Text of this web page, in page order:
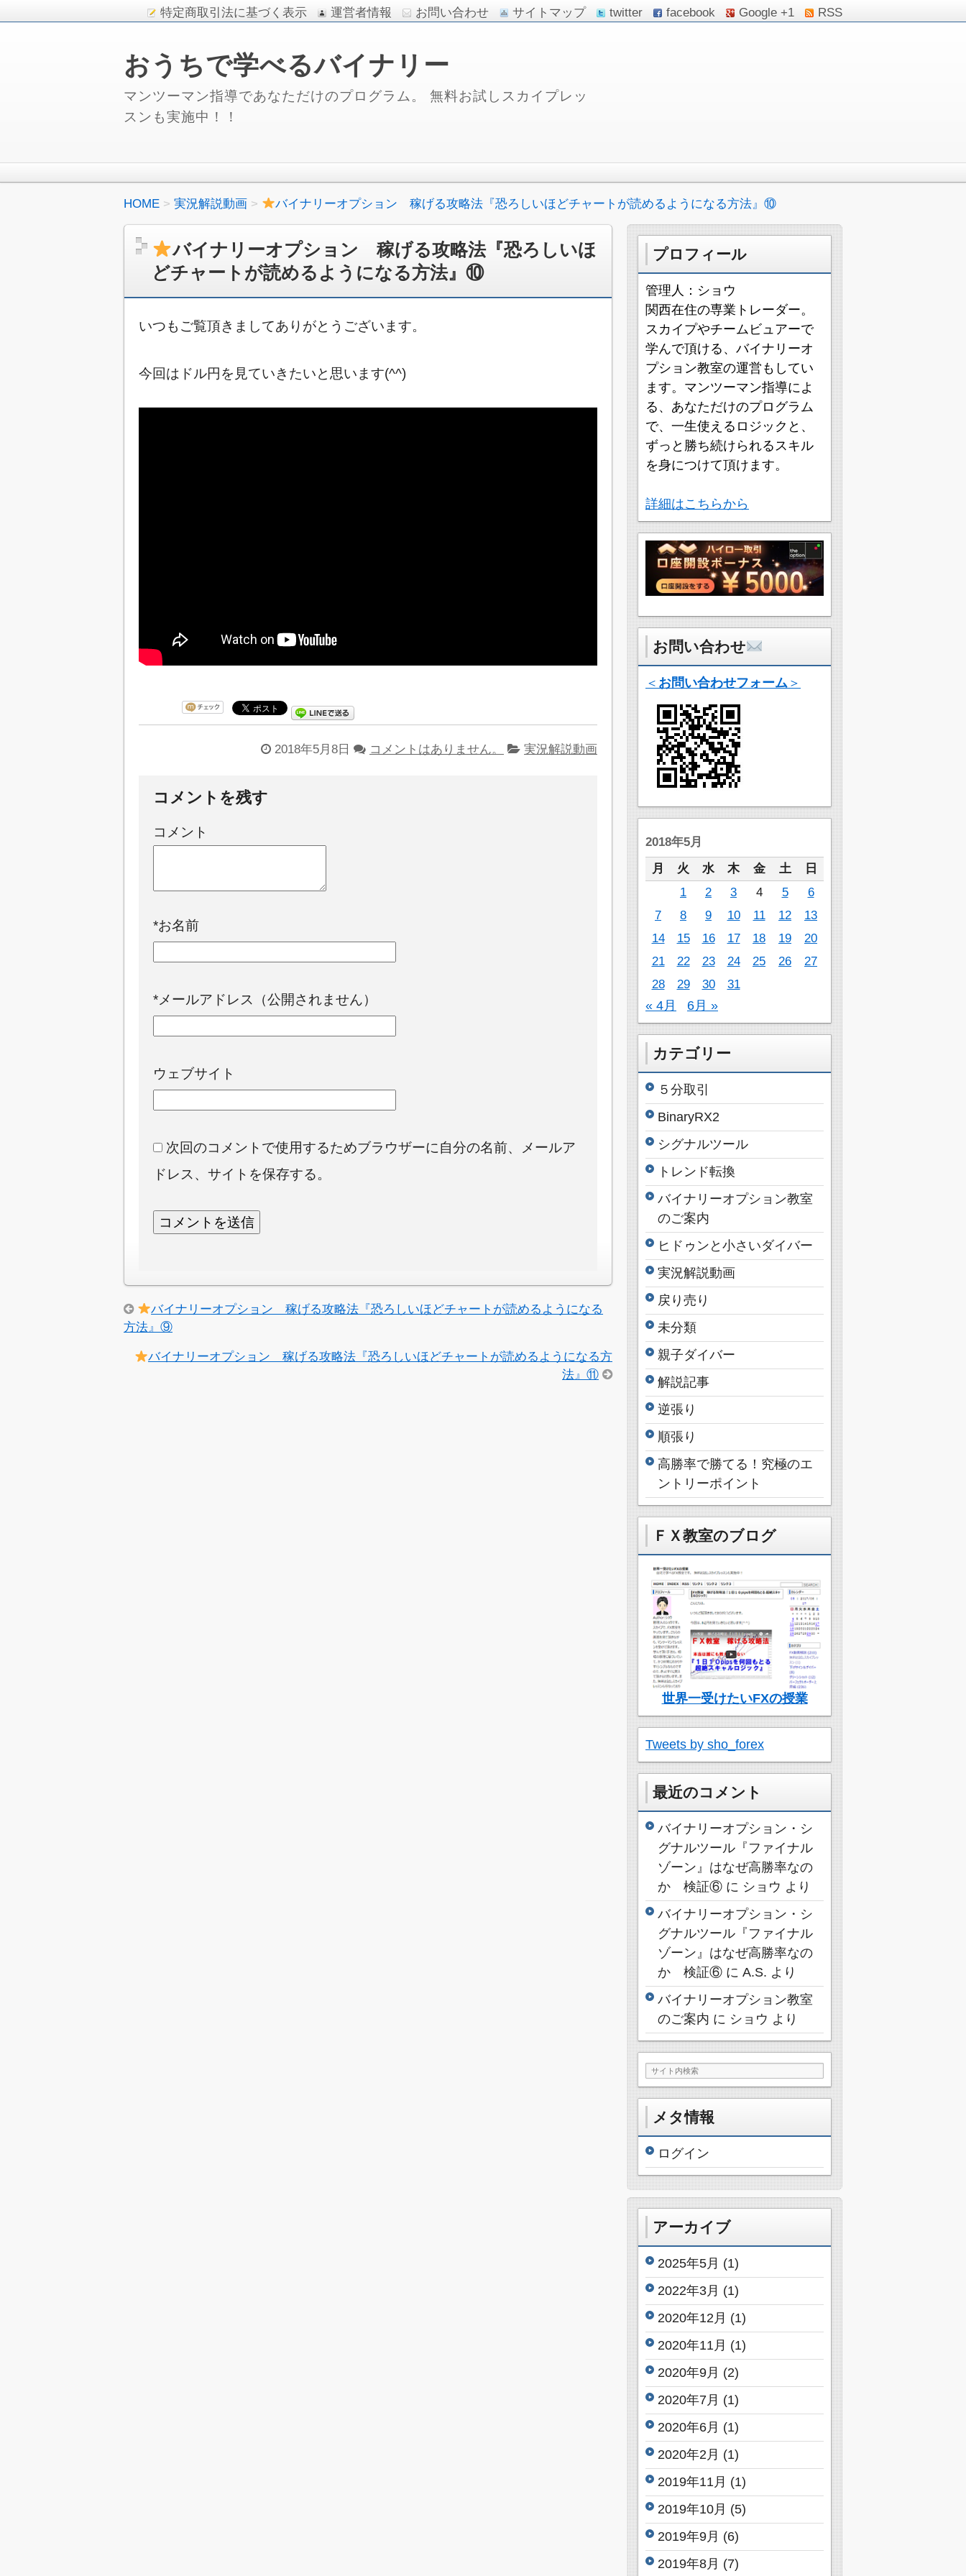
特定商取引法に基づく表示 運営者情報 お問い合わせ サイトマップ twitter facebook Google +1 RSS
おうちで学べるバイナリー
マンツーマン指導であなただけのプログラム。 無料お試しスカイプレッ
スンも実施中！！
HOME 実況解説動画 バイナリーオプション 稼げる攻略法『恐ろしいほどチャートが読めるようになる方法』⑩
バイナリーオプション 稼げる攻略法『恐ろしいほ
どチャートが読めるようになる方法』⑩
いつもご覧頂きましてありがとうございます。
今回はドル円を見ていきたいと思います(^^)
2018年5月8日 コメントはありません。 実況解説動画
コメントを残す
コメント
*お名前
*メールアドレス（公開されません）
ウェブサイト
次回のコメントで使用するためブラウザーに自分の名前、メールア
ドレス、サイトを保存する。
バイナリーオプション 稼げる攻略法『恐ろしいほどチャートが読めるようになる
方法』⑨
バイナリーオプション 稼げる攻略法『恐ろしいほどチャートが読めるようになる方
法』⑪
プロフィール
管理人：ショウ
関西在住の専業トレーダー。
スカイプやチームビュアーで
学んで頂ける、バイナリーオ
プション教室の運営もしてい
ます。マンツーマン指導によ
る、あなただけのプログラム
で、一生使えるロジックと、
ずっと勝ち続けられるスキル
を身につけて頂けます。
詳細はこちらから
お問い合わせ
＜ お問い合わせフォーム ＞
2018年5月
月
火 水 木 金 土
日
1
2 3 4 5
6
7
8 9 10 11 12
13
14
15 16 17 18 19
20
21
22 23 24 25 26
27
28
29 30 31
« 4月 6月 »
カテゴリー
５分取引
BinaryRX2
シグナルツール
トレンド転換
バイナリーオプション教室
のご案内
ヒドゥンと小さいダイバー
実況解説動画
戻り売り
未分類
親子ダイバー
解説記事
逆張り
順張り
高勝率で勝てる！究極のエ
ントリーポイント
ＦＸ教室のブログ
世界一受けたいFXの授業
Tweets by sho_forex
最近のコメント
バイナリーオプション・シ
グナルツール『ファイナル
ゾーン』はなぜ高勝率なの
か 検証⑥ に ショウ より
バイナリーオプション・シ
グナルツール『ファイナル
ゾーン』はなぜ高勝率なの
か 検証⑥ に A.S. より
バイナリーオプション教室
のご案内 に ショウ より
メタ情報
ログイン
アーカイブ
2025年5月 (1)
2022年3月 (1)
2020年12月 (1)
2020年11月 (1)
2020年9月 (2)
2020年7月 (1)
2020年6月 (1)
2020年2月 (1)
2019年11月 (1)
2019年10月 (5)
2019年9月 (6)
2019年8月 (7)